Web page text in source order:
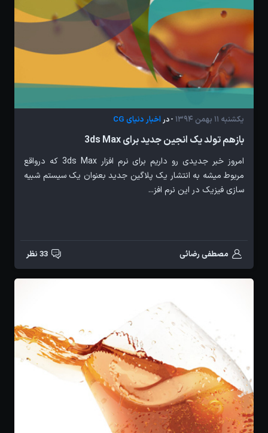
یکشنبه 11 بهمن 1394 - دراخبار دنیای CG
بازهم تولد یک انجین جدید برای 3ds Max
امروز خبر جدیدی رو داریم برای نرم افزار 3ds Max که درواقع
مربوط میشه به انتشار یک پلاگین جدید بعنوان یک سیستم شبیه
سازی فیزیک در این نرم افز...
مصطفی رضائی 33 نظر